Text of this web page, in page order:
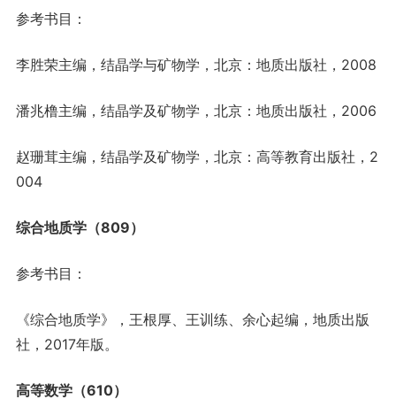
参考书目：
李胜荣主编，结晶学与矿物学，北京：地质出版社，2008
潘兆橹主编，结晶学及矿物学，北京：地质出版社，2006
赵珊茸主编，结晶学及矿物学，北京：高等教育出版社，2
004
综合地质学（809）
参考书目：
《综合地质学》，王根厚、王训练、余心起编，地质出版
社，2017年版。
高等数学（610）